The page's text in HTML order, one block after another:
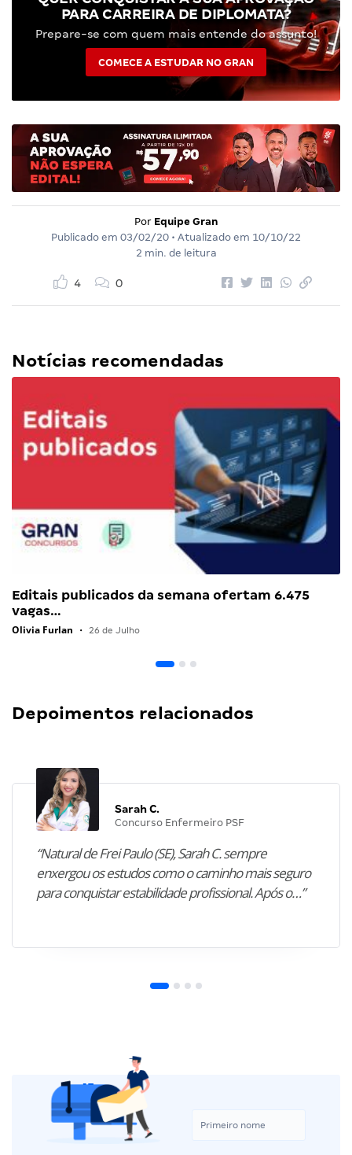
PARA CARREIRA DE DIPLOMATA?
Prepare-se com quem mais entende do assunto!
COMECE A ESTUDAR NO GRAN
Por Equipe Gran
Publicado em 03/02/20 • Atualizado em 10/10/22
2 min. de leitura
4 0
Notícias recomendadas
Editais publicados da semana ofertam 6.475
vagas…
Olivia Furlan • 26 de Julho
Depoimentos relacionados
Sarah C.
Concurso Enfermeiro PSF
“Natural de Frei Paulo (SE), Sarah C. sempre
enxergou os estudos como o caminho mais seguro
para conquistar estabilidade profissional. Após o…”